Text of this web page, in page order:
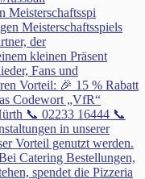
Meisterschaftsspi